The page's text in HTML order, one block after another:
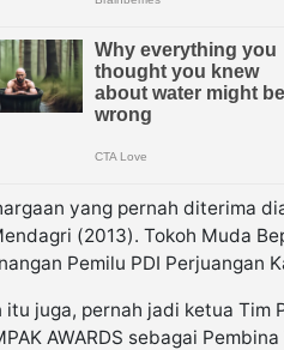
yang pernah diterima
(2013). Tokoh Muda
Pemilu PDI Perjuangan
itu juga, pernah jadi ketua Tim
AWARDS sebagai